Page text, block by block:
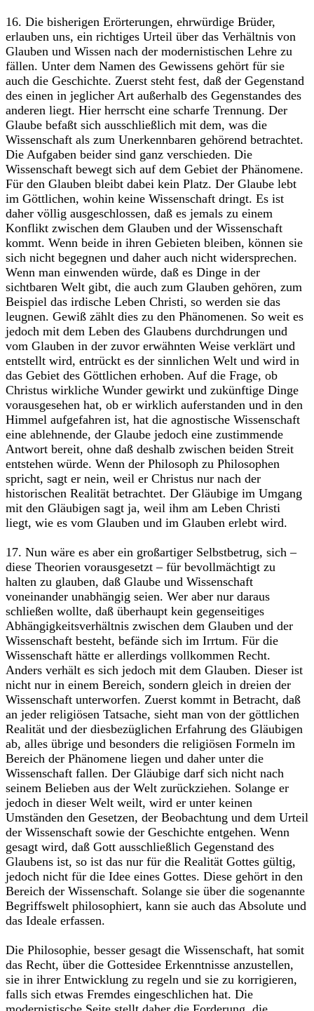
16. Die bisherigen Erörterungen, ehrwürdige Brüder,
erlauben uns, ein richtiges Urteil über das Verhältnis von
Glauben und Wissen nach der modernistischen Lehre zu
fällen. Unter dem Namen des Gewissens gehört für sie
auch die Geschichte. Zuerst steht fest, daß der Gegenstand
des einen in jeglicher Art außerhalb des Gegenstandes des
anderen liegt. Hier herrscht eine scharfe Trennung. Der
Glaube befaßt sich ausschließlich mit dem, was die
Wissenschaft als zum Unerkennbaren gehörend betrachtet.
Die Aufgaben beider sind ganz verschieden. Die
Wissenschaft bewegt sich auf dem Gebiet der Phänomene.
Für den Glauben bleibt dabei kein Platz. Der Glaube lebt
im Göttlichen, wohin keine Wissenschaft dringt. Es ist
daher völlig ausgeschlossen, daß es jemals zu einem
Konflikt zwischen dem Glauben und der Wissenschaft
kommt. Wenn beide in ihren Gebieten bleiben, können sie
sich nicht begegnen und daher auch nicht widersprechen.
Wenn man einwenden würde, daß es Dinge in der
sichtbaren Welt gibt, die auch zum Glauben gehören, zum
Beispiel das irdische Leben Christi, so werden sie das
leugnen. Gewiß zählt dies zu den Phänomenen. So weit es
jedoch mit dem Leben des Glaubens durchdrungen und
vom Glauben in der zuvor erwähnten Weise verklärt und
entstellt wird, entrückt es der sinnlichen Welt und wird in
das Gebiet des Göttlichen erhoben. Auf die Frage, ob
Christus wirkliche Wunder gewirkt und zukünftige Dinge
vorausgesehen hat, ob er wirklich auferstanden und in den
Himmel aufgefahren ist, hat die agnostische Wissenschaft
eine ablehnende, der Glaube jedoch eine zustimmende
Antwort bereit, ohne daß deshalb zwischen beiden Streit
entstehen würde. Wenn der Philosoph zu Philosophen
spricht, sagt er nein, weil er Christus nur nach der
historischen Realität betrachtet. Der Gläubige im Umgang
mit den Gläubigen sagt ja, weil ihm am Leben Christi
liegt, wie es vom Glauben und im Glauben erlebt wird.
17. Nun wäre es aber ein großartiger Selbstbetrug, sich –
diese Theorien vorausgesetzt – für bevollmächtigt zu
halten zu glauben, daß Glaube und Wissenschaft
voneinander unabhängig seien. Wer aber nur daraus
schließen wollte, daß überhaupt kein gegenseitiges
Abhängigkeitsverhältnis zwischen dem Glauben und der
Wissenschaft besteht, befände sich im Irrtum. Für die
Wissenschaft hätte er allerdings vollkommen Recht.
Anders verhält es sich jedoch mit dem Glauben. Dieser ist
nicht nur in einem Bereich, sondern gleich in dreien der
Wissenschaft unterworfen. Zuerst kommt in Betracht, daß
an jeder religiösen Tatsache, sieht man von der göttlichen
Realität und der diesbezüglichen Erfahrung des Gläubigen
ab, alles übrige und besonders die religiösen Formeln im
Bereich der Phänomene liegen und daher unter die
Wissenschaft fallen. Der Gläubige darf sich nicht nach
seinem Belieben aus der Welt zurückziehen. Solange er
jedoch in dieser Welt weilt, wird er unter keinen
Umständen den Gesetzen, der Beobachtung und dem Urteil
der Wissenschaft sowie der Geschichte entgehen. Wenn
gesagt wird, daß Gott ausschließlich Gegenstand des
Glaubens ist, so ist das nur für die Realität Gottes gültig,
jedoch nicht für die Idee eines Gottes. Diese gehört in den
Bereich der Wissenschaft. Solange sie über die sogenannte
Begriffswelt philosophiert, kann sie auch das Absolute und
das Ideale erfassen.
Die Philosophie, besser gesagt die Wissenschaft, hat somit
das Recht, über die Gottesidee Erkenntnisse anzustellen,
sie in ihrer Entwicklung zu regeln und sie zu korrigieren,
falls sich etwas Fremdes eingeschlichen hat. Die